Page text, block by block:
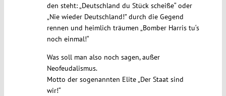
den steht: „Deutschland du Stück scheiße“ oder
„Nie wieder Deutschland!” durch die Gegend
rennen und heimlich träumen „Bomber Harris tu‘s
noch einmal!“
Was soll man also noch sagen, außer
Neofeudalismus.
Motto der sogenannten Elite „Der Staat sind
wir!“